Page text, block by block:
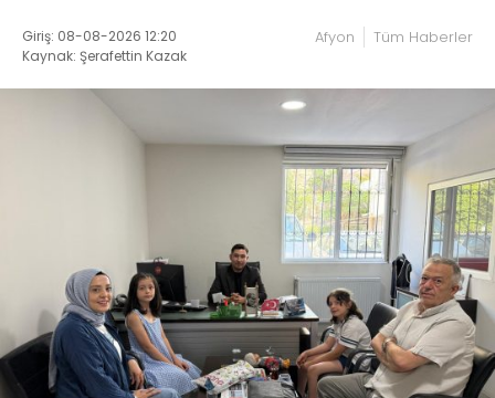
Giriş: 08-08-2026 12:20
Kaynak: Şerafettin Kazak
Afyon Tüm Haberler